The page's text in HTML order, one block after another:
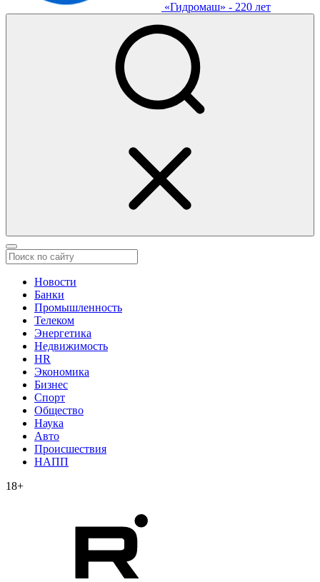
«Гидромаш» - 220 лет
Новости
Банки
Промышленность
Телеком
Энергетика
Недвижимость
HR
Экономика
Бизнес
Спорт
Общество
Наука
Авто
Происшествия
НАПП
18+